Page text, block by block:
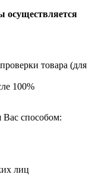
осуществляется
товара (для
100%
способом:
лиц